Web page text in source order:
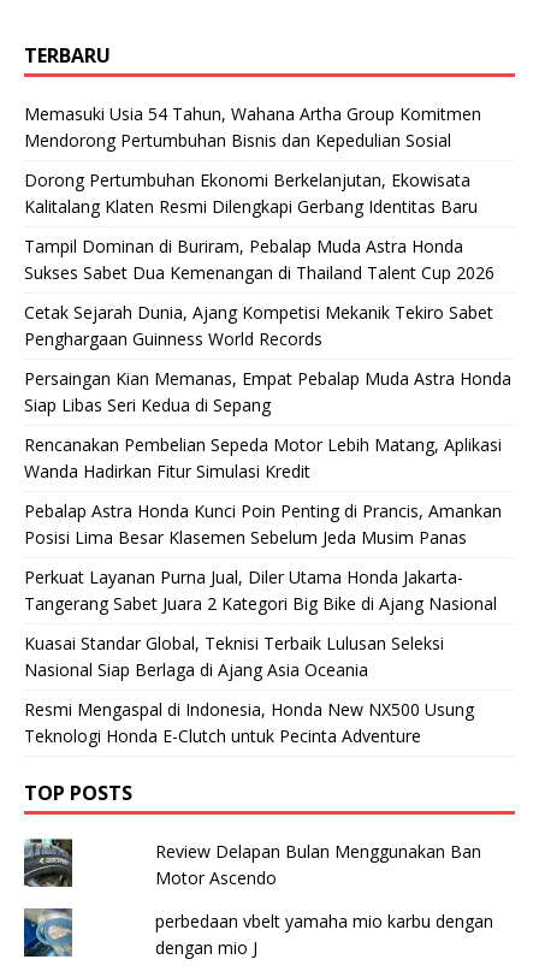
TERBARU
Memasuki Usia 54 Tahun, Wahana Artha Group Komitmen
Mendorong Pertumbuhan Bisnis dan Kepedulian Sosial
Dorong Pertumbuhan Ekonomi Berkelanjutan, Ekowisata
Kalitalang Klaten Resmi Dilengkapi Gerbang Identitas Baru
Tampil Dominan di Buriram, Pebalap Muda Astra Honda
Sukses Sabet Dua Kemenangan di Thailand Talent Cup 2026
Cetak Sejarah Dunia, Ajang Kompetisi Mekanik Tekiro Sabet
Penghargaan Guinness World Records
Persaingan Kian Memanas, Empat Pebalap Muda Astra Honda
Siap Libas Seri Kedua di Sepang
Rencanakan Pembelian Sepeda Motor Lebih Matang, Aplikasi
Wanda Hadirkan Fitur Simulasi Kredit
Pebalap Astra Honda Kunci Poin Penting di Prancis, Amankan
Posisi Lima Besar Klasemen Sebelum Jeda Musim Panas
Perkuat Layanan Purna Jual, Diler Utama Honda Jakarta-
Tangerang Sabet Juara 2 Kategori Big Bike di Ajang Nasional
Kuasai Standar Global, Teknisi Terbaik Lulusan Seleksi
Nasional Siap Berlaga di Ajang Asia Oceania
Resmi Mengaspal di Indonesia, Honda New NX500 Usung
Teknologi Honda E-Clutch untuk Pecinta Adventure
TOP POSTS
Review Delapan Bulan Menggunakan Ban
Motor Ascendo
perbedaan vbelt yamaha mio karbu dengan
dengan mio J